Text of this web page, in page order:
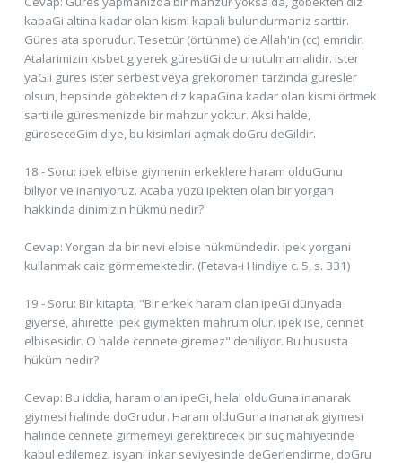
kapaGi altina kadar olan kismi kapali bulundurmaniz sarttir.
Güres ata sporudur. Tesettür (örtünme) de Allah'in (cc) emridir.
Atalarimizin kisbet giyerek gürestiGi de unutulmamalidir. ister
yaGli güres ister serbest veya grekoromen tarzinda güresler
olsun, hepsinde göbekten diz kapaGina kadar olan kismi örtmek
sarti ile güresmenizde bir mahzur yoktur. Aksi halde,
güreseceGim diye, bu kisimlari açmak doGru deGildir.
18 - Soru: ipek elbise giymenin erkeklere haram olduGunu
biliyor ve inaniyoruz. Acaba yüzü ipekten olan bir yorgan
hakkinda dinimizin hükmü nedir?
Cevap: Yorgan da bir nevi elbise hükmündedir. ipek yorgani
kullanmak caiz görmemektedir. (Fetava-i Hindiye c. 5, s. 331)
19 - Soru: Bir kitapta; "Bir erkek haram olan ipeGi dünyada
giyerse, ahirette ipek giymekten mahrum olur. ipek ise, cennet
elbisesidir. O halde cennete giremez" deniliyor. Bu hususta
hüküm nedir?
Cevap: Bu iddia, haram olan ipeGi, helal olduGuna inanarak
giymesi halinde doGrudur. Haram olduGuna inanarak giymesi
halinde cennete girmemeyi gerektirecek bir suç mahiyetinde
kabul edilemez. isyani inkar seviyesinde deGerlendirme, doGru